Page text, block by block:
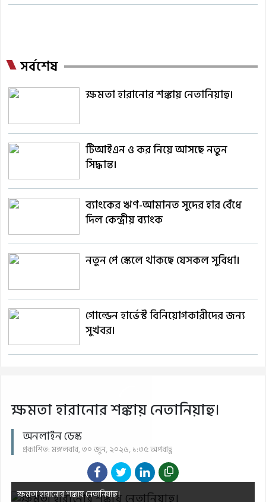
সর্বশেষ
ক্ষমতা হারানোর শঙ্কায় নেতানিয়াহু।
টিআইএন ও কর নিয়ে আসছে নতুন
সিদ্ধান্ত।
ব্যাংকের ঋণ-আমানত সুদের হার বেঁধে
দিল কেন্দ্রীয় ব্যাংক
নতুন পে স্কেলে থাকছে যেসকল সুবিধা।
গোল্ডেন হার্ভেস্ট বিনিয়োগকারীদের জন্য
সুখবর।
ক্ষমতা হারানোর শঙ্কায় নেতানিয়াহু।
অনলাইন ডেস্ক
প্রকাশিত: মঙ্গলবার, ৩০ জুন, ২০২৬, ১:৩৫ অপরাহ্ণ
ক্ষমতা হারানোর শঙ্কায় নেতানিয়াহু।